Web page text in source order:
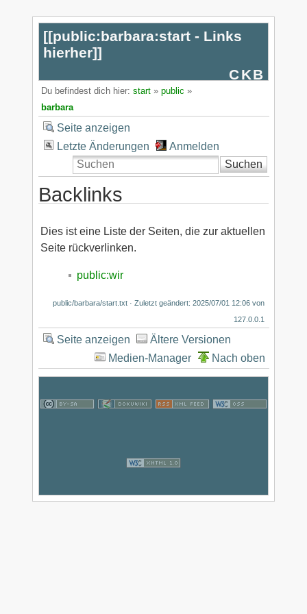
[[public:barbara:start - Links
hierher]]
CKB
Du befindest dich hier: start » public »
barbara
Seite anzeigen
Letzte Änderungen
Anmelden
Suchen
Backlinks
Dies ist eine Liste der Seiten, die zur aktuellen
Seite rückverlinken.
public:wir
public/barbara/start.txt · Zuletzt geändert:2025/07/01 12:06 von
127.0.0.1
Seite anzeigen
Ältere Versionen
Medien-Manager
Nach oben